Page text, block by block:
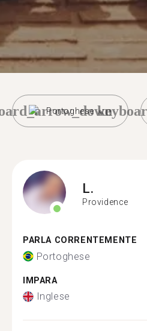
Portoghese
L.
Providence
PARLA CORRENTEMENTE
Portoghese
IMPARA
Inglese